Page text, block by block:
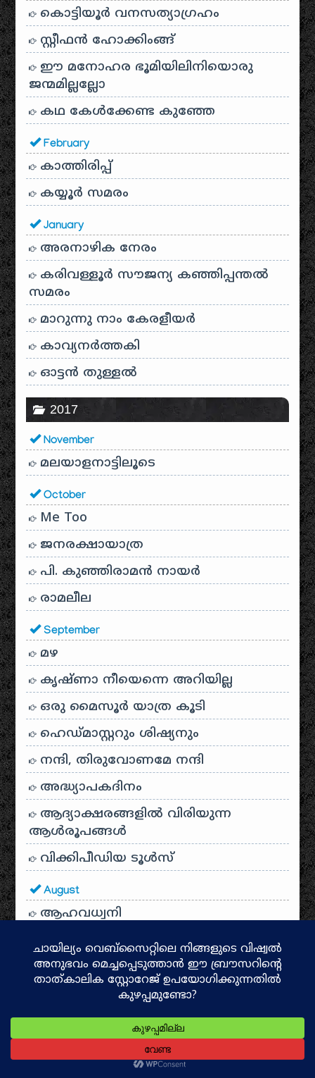
കൊട്ടിയൂർ വനസത്യാഗ്രഹം
സ്റ്റീഫൻ ഹോക്കിംങ്ങ്
ഈ മനോഹര ഭൂമിയിലിനിയൊരു
ജന്മമില്ലല്ലോ
കഥ കേൾക്കേണ്ട കുഞ്ഞേ
February
കാത്തിരിപ്പ്
കയ്യൂർ സമരം
January
അരനാഴിക നേരം
കരിവള്ളൂർ സൗജന്യ കഞ്ഞിപ്പന്തൽ
സമരം
മാറുന്നു നാം കേരളീയർ
കാവ്യനര്‍ത്തകി
ഓട്ടൻ തുള്ളൽ
2017
November
മലയാളനാട്ടിലൂടെ
October
Me Too
ജനരക്ഷായാത്ര
പി. കുഞ്ഞിരാമൻ നായർ
രാമലീല
September
മഴ
കൃഷ്ണാ നീയെന്നെ അറിയില്ല
ഒരു മൈസൂർ യാത്ര കൂടി
ഹെഡ്മാസ്റ്ററും ശിഷ്യനും
നന്ദി, തിരുവോണമേ നന്ദി
അദ്ധ്യാപകദിനം
ആദ്യാക്ഷരങ്ങളിൽ വിരിയുന്ന
ആൾരൂപങ്ങൾ
വിക്കിപീഡിയ ടൂൾസ്
August
ആഹവധ്വനി
വിക്കിഡാറ്റയുടെ
അനന്തസാദ്ധ്യതകള്‍
അപരനാമങ്ങൾ
അഹല്യ
ഓര്‍മ്മകളുടെ ഓണം